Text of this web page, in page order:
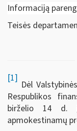
Informaciją
Teisės
[1]
Dėl
Respublikos
birželio 14 d.
apmokestinamų